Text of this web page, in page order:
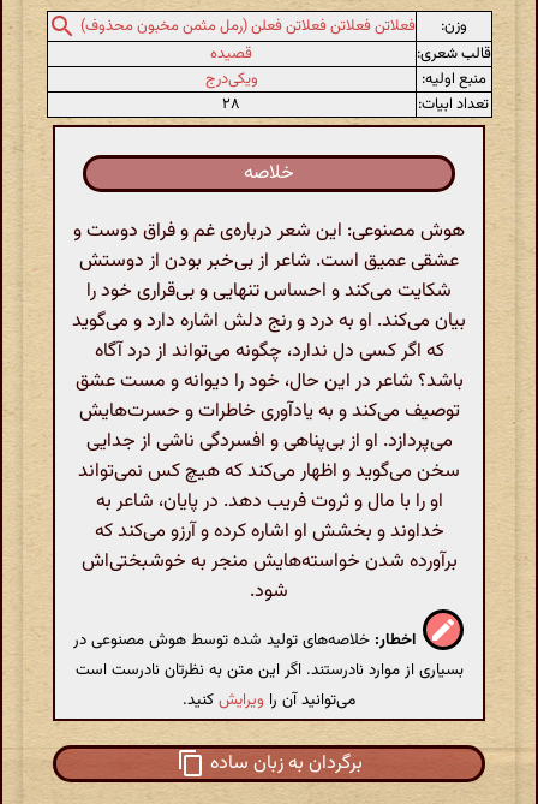
وزن:
فعلاتن فعلاتن فعلاتن فعلن (رمل مثمن مخبون محذوف)
قالب شعری:
قصیده
منبع اولیه:
ویکی‌درج
تعداد ابیات:
۲۸
خلاصه
هوش مصنوعی: این شعر درباره‌ی غم و فراق دوست و
عشقی عمیق است. شاعر از بی‌خبر بودن از دوستش
شکایت می‌کند و احساس تنهایی و بی‌قراری خود را
بیان می‌کند. او به درد و رنج دلش اشاره دارد و می‌گوید
که اگر کسی دل ندارد، چگونه می‌تواند از درد آگاه
باشد؟ شاعر در این حال، خود را دیوانه و مست عشق
توصیف می‌کند و به یادآوری خاطرات و حسرت‌هایش
می‌پردازد. او از بی‌پناهی و افسردگی ناشی از جدایی
سخن می‌گوید و اظهار می‌کند که هیچ کس نمی‌تواند
او را با مال و ثروت فریب دهد. در پایان، شاعر به
خداوند و بخشش او اشاره کرده و آرزو می‌کند که
برآورده شدن خواسته‌هایش منجر به خوشبختی‌اش
شود.
اخطار: خلاصه‌های تولید شده توسط هوش مصنوعی در
بسیاری از موارد نادرستند. اگر این متن به نظرتان نادرست است
می‌توانید آن را ویرایشکنید.
برگردان به زبان ساده